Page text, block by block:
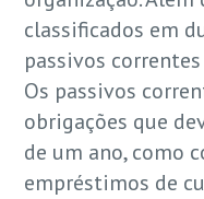
classificados em
passivos
Os passivos
obrigações que
de um ano, como
empréstimos de